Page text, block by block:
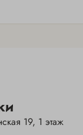
СИТИ
19, 1 этаж